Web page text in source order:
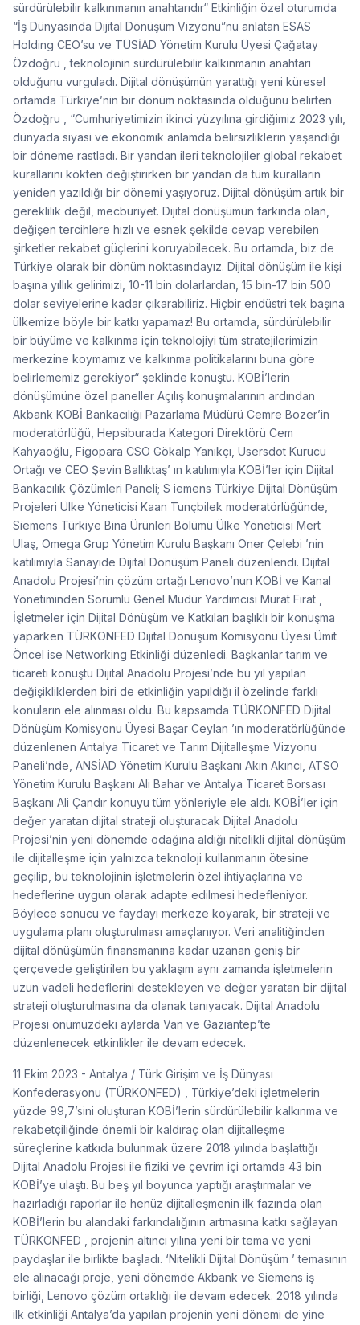
sürdürülebilir kalkınmanın anahtarıdır“ Etkinliğin özel oturumda
“İş Dünyasında Dijital Dönüşüm Vizyonu”nu anlatan ESAS
Holding CEO’su ve TÜSİAD Yönetim Kurulu Üyesi Çağatay
Özdoğru , teknolojinin sürdürülebilir kalkınmanın anahtarı
olduğunu vurguladı. Dijital dönüşümün yarattığı yeni küresel
ortamda Türkiye’nin bir dönüm noktasında olduğunu belirten
Özdoğru , “Cumhuriyetimizin ikinci yüzyılına girdiğimiz 2023 yılı,
dünyada siyasi ve ekonomik anlamda belirsizliklerin yaşandığı
bir döneme rastladı. Bir yandan ileri teknolojiler global rekabet
kurallarını kökten değiştirirken bir yandan da tüm kuralların
yeniden yazıldığı bir dönemi yaşıyoruz. Dijital dönüşüm artık bir
gereklilik değil, mecburiyet. Dijital dönüşümün farkında olan,
değişen tercihlere hızlı ve esnek şekilde cevap verebilen
şirketler rekabet güçlerini koruyabilecek. Bu ortamda, biz de
Türkiye olarak bir dönüm noktasındayız. Dijital dönüşüm ile kişi
başına yıllık gelirimizi, 10-11 bin dolarlardan, 15 bin-17 bin 500
dolar seviyelerine kadar çıkarabiliriz. Hiçbir endüstri tek başına
ülkemize böyle bir katkı yapamaz! Bu ortamda, sürdürülebilir
bir büyüme ve kalkınma için teknolojiyi tüm stratejilerimizin
merkezine koymamız ve kalkınma politikalarını buna göre
belirlememiz gerekiyor“ şeklinde konuştu. KOBİ’lerin
dönüşümüne özel paneller Açılış konuşmalarının ardından
Akbank KOBİ Bankacılığı Pazarlama Müdürü Cemre Bozer’in
moderatörlüğü, Hepsiburada Kategori Direktörü Cem
Kahyaoğlu, Figopara CSO Gökalp Yanıkçı, Usersdot Kurucu
Ortağı ve CEO Şevin Ballıktaş’ ın katılımıyla KOBİ’ler için Dijital
Bankacılık Çözümleri Paneli; S iemens Türkiye Dijital Dönüşüm
Projeleri Ülke Yöneticisi Kaan Tunçbilek moderatörlüğünde,
Siemens Türkiye Bina Ürünleri Bölümü Ülke Yöneticisi Mert
Ulaş, Omega Grup Yönetim Kurulu Başkanı Öner Çelebi ’nin
katılımıyla Sanayide Dijital Dönüşüm Paneli düzenlendi. Dijital
Anadolu Projesi’nin çözüm ortağı Lenovo’nun KOBİ ve Kanal
Yönetiminden Sorumlu Genel Müdür Yardımcısı Murat Fırat ,
İşletmeler için Dijital Dönüşüm ve Katkıları başlıklı bir konuşma
yaparken TÜRKONFED Dijital Dönüşüm Komisyonu Üyesi Ümit
Öncel ise Networking Etkinliği düzenledi. Başkanlar tarım ve
ticareti konuştu Dijital Anadolu Projesi’nde bu yıl yapılan
değişikliklerden biri de etkinliğin yapıldığı il özelinde farklı
konuların ele alınması oldu. Bu kapsamda TÜRKONFED Dijital
Dönüşüm Komisyonu Üyesi Başar Ceylan ’ın moderatörlüğünde
düzenlenen Antalya Ticaret ve Tarım Dijitalleşme Vizyonu
Paneli’nde, ANSİAD Yönetim Kurulu Başkanı Akın Akıncı, ATSO
Yönetim Kurulu Başkanı Ali Bahar ve Antalya Ticaret Borsası
Başkanı Ali Çandır konuyu tüm yönleriyle ele aldı. KOBİ’ler için
değer yaratan dijital strateji oluşturacak Dijital Anadolu
Projesi’nin yeni dönemde odağına aldığı nitelikli dijital dönüşüm
ile dijitalleşme için yalnızca teknoloji kullanmanın ötesine
geçilip, bu teknolojinin işletmelerin özel ihtiyaçlarına ve
hedeflerine uygun olarak adapte edilmesi hedefleniyor.
Böylece sonucu ve faydayı merkeze koyarak, bir strateji ve
uygulama planı oluşturulması amaçlanıyor. Veri analitiğinden
dijital dönüşümün finansmanına kadar uzanan geniş bir
çerçevede geliştirilen bu yaklaşım aynı zamanda işletmelerin
uzun vadeli hedeflerini destekleyen ve değer yaratan bir dijital
strateji oluşturulmasına da olanak tanıyacak. Dijital Anadolu
Projesi önümüzdeki aylarda Van ve Gaziantep’te
düzenlenecek etkinlikler ile devam edecek.
11 Ekim 2023 - Antalya / Türk Girişim ve İş Dünyası
Konfederasyonu (TÜRKONFED) , Türkiye’deki işletmelerin
yüzde 99,7’sini oluşturan KOBİ’lerin sürdürülebilir kalkınma ve
rekabetçiliğinde önemli bir kaldıraç olan dijitalleşme
süreçlerine katkıda bulunmak üzere 2018 yılında başlattığı
Dijital Anadolu Projesi ile fiziki ve çevrim içi ortamda 43 bin
KOBİ’ye ulaştı. Bu beş yıl boyunca yaptığı araştırmalar ve
hazırladığı raporlar ile henüz dijitalleşmenin ilk fazında olan
KOBİ’lerin bu alandaki farkındalığının artmasına katkı sağlayan
TÜRKONFED , projenin altıncı yılına yeni bir tema ve yeni
paydaşlar ile birlikte başladı. ‘Nitelikli Dijital Dönüşüm ’ temasının
ele alınacağı proje, yeni dönemde Akbank ve Siemens iş
birliği, Lenovo çözüm ortaklığı ile devam edecek. 2018 yılında
ilk etkinliği Antalya’da yapılan projenin yeni dönemi de yine